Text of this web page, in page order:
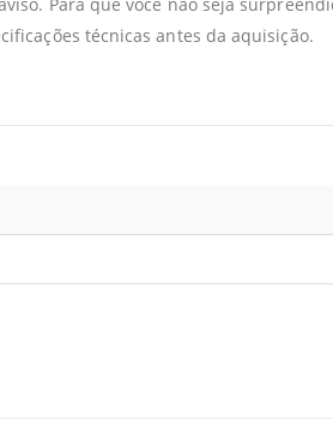
técnicas antes da aquisição.